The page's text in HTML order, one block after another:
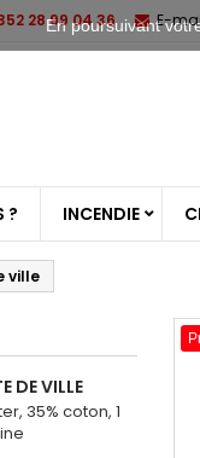
28 99 04 36 E-
? INCENDIE
ville
DE VILLE
35% coton, 1
En poursuivant